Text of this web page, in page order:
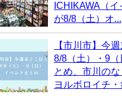
ICHIKAWA（イ
が8/8（土）オ...
【市川市】今
8/8（土）・9（
とめ、市川の
ヨルボロイチ